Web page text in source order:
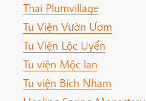
Thai Plumvillage
Tu Viện Vườn Ươm
Tu Viện Lộc Uyển
Tu viện Mộc lan
Tu viện Bích Nham